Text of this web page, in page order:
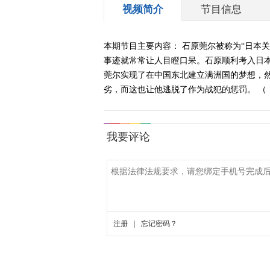
视频简介 节目信息
本期节目主要内容： 石原莞尔被称为“日本
事迹就常常让人目瞪口呆。石原顺利考入
莞尔实现了在中国东北建立满洲国的梦想，
劣，而这也让他逃脱了作为战犯的惩罚。